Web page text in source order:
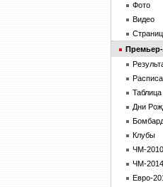
Фото
Видео
Таблица
Дни
Клубы
ЧМ-2010
ЧМ-2014
Евро-